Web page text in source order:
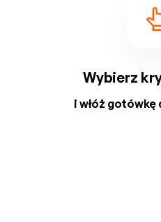
Wybierz
i włóż gotówkę